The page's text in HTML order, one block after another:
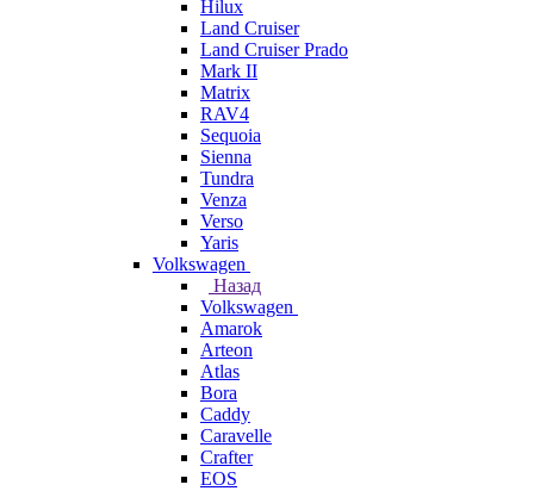
Hilux
Land Cruiser
Land Cruiser Prado
Mark II
Matrix
RAV4
Sequoia
Sienna
Tundra
Venza
Verso
Yaris
Volkswagen
Назад
Volkswagen
Amarok
Arteon
Atlas
Bora
Caddy
Caravelle
Crafter
EOS